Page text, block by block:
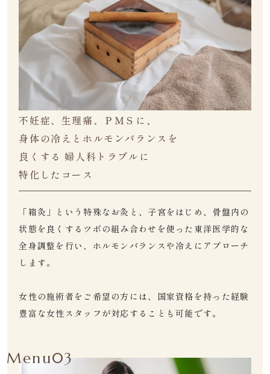
不妊症、生理痛、ＰＭＳに、
身体の冷えとホルモンバランスを
良くする 婦人科トラブルに
特化したコース
「箱灸」という特殊なお灸と、子宮をはじめ、骨盤内の
状態を良くするツボの組み合わせを使った東洋医学的な
全身調整を行い、ホルモンバランスや冷えにアプローチ
します。
女性の施術者をご希望の方には、国家資格を持った経験
豊富な女性スタッフが対応することも可能です。
Menu03